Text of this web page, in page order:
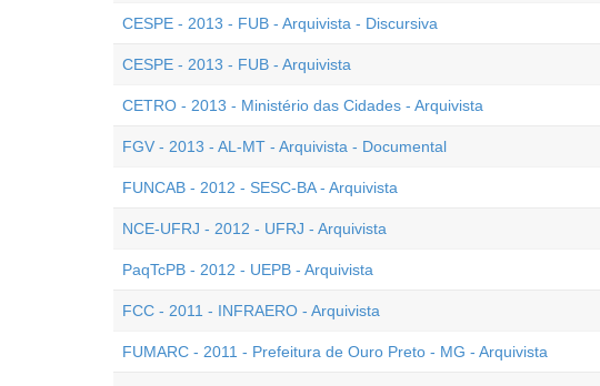
CESPE - 2013 - FUB - Arquivista - Discursiva
CESPE - 2013 - FUB - Arquivista
CETRO - 2013 - Ministério das Cidades - Arquivista
FGV - 2013 - AL-MT - Arquivista - Documental
FUNCAB - 2012 - SESC-BA - Arquivista
NCE-UFRJ - 2012 - UFRJ - Arquivista
PaqTcPB - 2012 - UEPB - Arquivista
FCC - 2011 - INFRAERO - Arquivista
FUMARC - 2011 - Prefeitura de Ouro Preto - MG - Arquivista